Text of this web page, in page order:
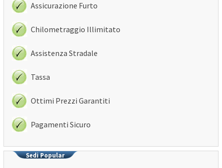
Assicurazione Furto
Chilometraggio Illimitato
Assistenza Stradale
Tassa
Ottimi Prezzi Garantiti
Pagamenti Sicuro
Sedi Popular